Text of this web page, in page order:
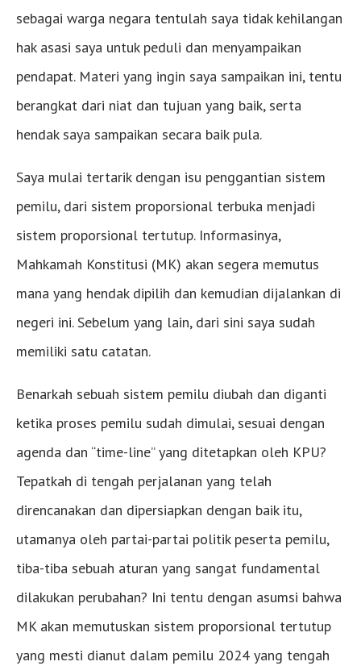
sebagai warga negara tentulah saya tidak kehilangan
hak asasi saya untuk peduli dan menyampaikan
pendapat. Materi yang ingin saya sampaikan ini, tentu
berangkat dari niat dan tujuan yang baik, serta
hendak saya sampaikan secara baik pula.
Saya mulai tertarik dengan isu penggantian sistem
pemilu, dari sistem proporsional terbuka menjadi
sistem proporsional tertutup. Informasinya,
Mahkamah Konstitusi (MK) akan segera memutus
mana yang hendak dipilih dan kemudian dijalankan di
negeri ini. Sebelum yang lain, dari sini saya sudah
memiliki satu catatan.
Benarkah sebuah sistem pemilu diubah dan diganti
ketika proses pemilu sudah dimulai, sesuai dengan
agenda dan “time-line” yang ditetapkan oleh KPU?
Tepatkah di tengah perjalanan yang telah
direncanakan dan dipersiapkan dengan baik itu,
utamanya oleh partai-partai politik peserta pemilu,
tiba-tiba sebuah aturan yang sangat fundamental
dilakukan perubahan? Ini tentu dengan asumsi bahwa
MK akan memutuskan sistem proporsional tertutup
yang mesti dianut dalam pemilu 2024 yang tengah